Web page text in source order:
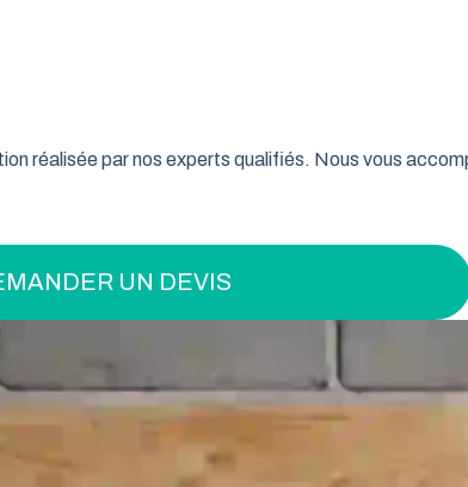
votre espace ? La porte de garage enroulable
ce type de porte pour sécuriser leur garage tout en
réalisée par nos experts qualifiés. Nous vous
UN DEVIS